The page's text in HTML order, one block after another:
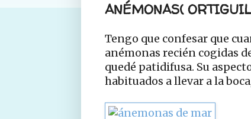
ANÉMONAS(
Tengo que confesar que
anémonas recién cogidas
quedé patidifusa. Su
habituados a llevar a la